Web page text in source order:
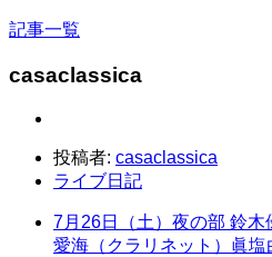
記事一覧
casaclassica
投稿者: casaclassica
ライブ日記
7月26日（土）夜の部 鈴
愛海（クラリネット）眞